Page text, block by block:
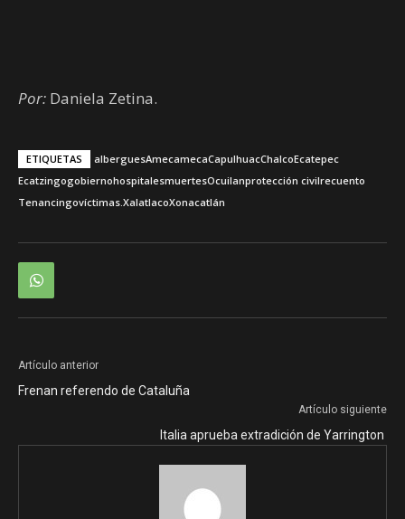
Por: Daniela Zetina.
ETIQUETAS alberguesAmecamecaCapulhuacChalcoEcatepec
EcatzingogobiernohospitalesmuertesOcuilanprotección civilrecuento
Tenancingovíctimas.XalatlacoXonacatlán
Artículo anterior
Frenan referendo de Cataluña
Artículo siguiente
Italia aprueba extradición de Yarrington